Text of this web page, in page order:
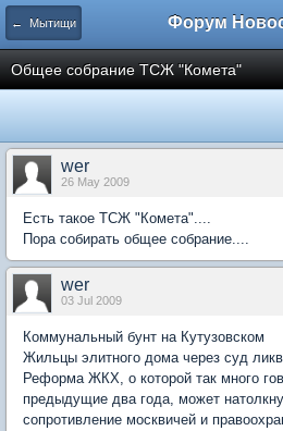
← Мытищи
Общее собрание ТСЖ "Комета"
wer
26 May 2009
Есть такое ТСЖ "Комета"....
Пора собирать общее собрание....
wer
03 Jul 2009
Коммунальный бунт на Кутузовском
Жильцы элитного дома через суд
Реформа ЖКХ, о которой так много
предыдущие два года, может
сопротивление москвичей и